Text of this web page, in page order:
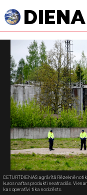
CETURTDIENAS agrā rītā Rēzeknē
kuros naftas produkti neatradās.
kas operatīvi tika nodzēsts.